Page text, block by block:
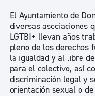
El Ayuntamiento de
diversas asociaciones
LGTBI+ llevan años
pleno de los derechos
la igualdad y al libre
para el colectivo, así
discriminación legal y
orientación sexual o